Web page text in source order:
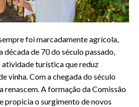
foi marcadamente agrícola,
de 70 do século passado,
turística que reduz
vinha. Com a chegada do século
renascem. A formação da Comissão
propicia o surgimento de novos